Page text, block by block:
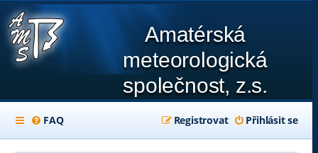
Amatérská
meteorologická
společnost, z.s.
FAQ Přihlásit se
Registrovat